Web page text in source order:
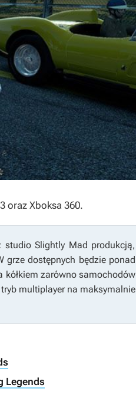
oraz Xboksa 360.
Slightly Mad produkcją,
grze dostępnych będzie ponad
zarówno samochodów
multiplayer na maksymalnie
Legends